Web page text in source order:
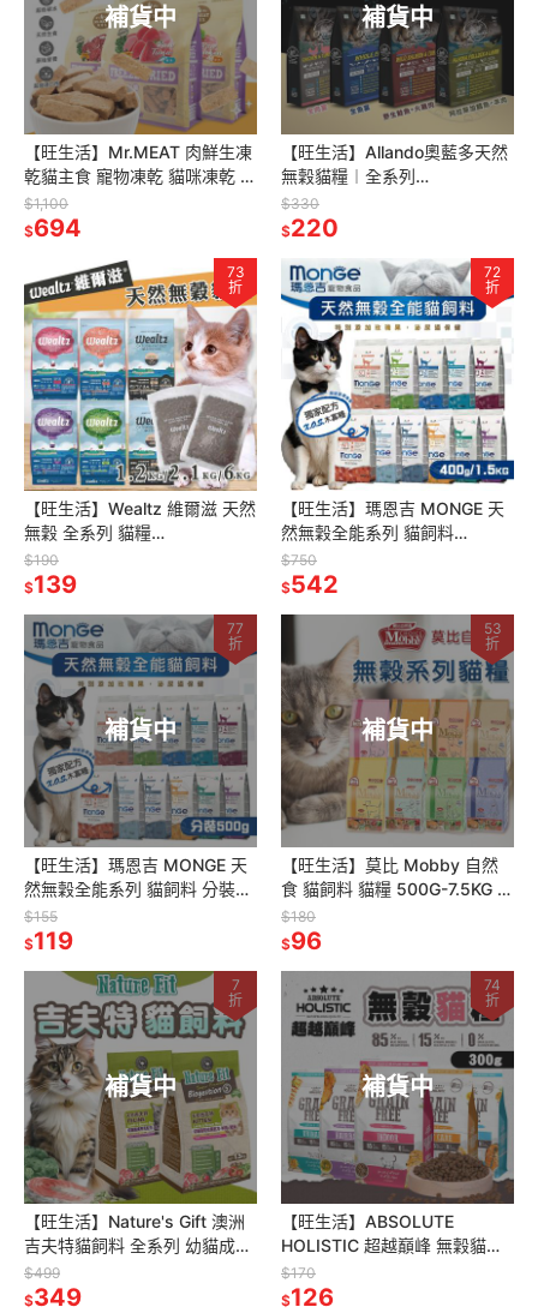
補貨中
【旺生活】Mr.MEAT 肉鮮生凍
乾貓主食 寵物凍乾 貓咪凍乾 鮮
肉凍乾 寵物點心 寵物零食 貓飼
料
$1,100
$694
補貨中
【旺生活】Allando奧藍多天然
無穀貓糧︱全系列
400g~6.8KG︱貓飼料 無穀低
敏配方
$330
$220
73
折
【旺生活】Wealtz 維爾滋 天然
無穀 全系列 貓糧
300g/1.2KG/2.1KG/6KG
$190
$139
72
折
【旺生活】瑪恩吉 MONGE 天
然無穀全能系列 貓飼料
1.5kg/400g 無穀全齡糧 天然
無穀貓糧
$750
$542
補貨中
77
折
【旺生活】瑪恩吉 MONGE 天
然無穀全能系列 貓飼料 分裝包
500g 無穀全齡貓糧 天然無穀
貓糧
$155
$119
補貨中
53
折
【旺生活】莫比 Mobby 自然
食 貓飼料 貓糧 500G-7.5KG 幼
母貓/無穀/成貓
$180
$96
補貨中
7
折
【旺生活】Nature's Gift 澳洲
吉夫特貓飼料 全系列 幼貓成長
成貓護膚 貓飼料 貓糧
$499
$349
補貨中
74
折
【旺生活】ABSOLUTE
HOLISTIC 超越巔峰 無穀貓糧
300g 分裝包 貓飼料 超越巔峰
飼料
$170
$126